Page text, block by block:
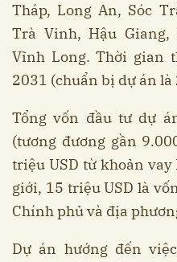
Tháp, Long An, Sóc
Trà Vinh, Hậu Giang,
Vĩnh Long. Thời gian
2031 (chuẩn bị dự án là
Tổng vốn đầu tư dự
(tương đương gần
triệu USD từ khoản vay
giới, 15 triệu USD là
Chính phủ và địa
Dự án hướng đến